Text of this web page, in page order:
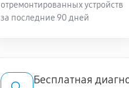
отремонтированных устройств
за последние 90 дней
Бесплатная